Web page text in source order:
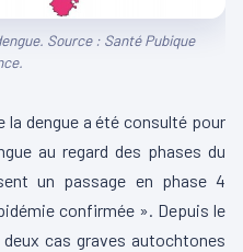
Source : Santé Pubique
la dengue a été consulté pour
au regard des phases du
un passage en phase 4
confirmée ». Depuis le
cas graves autochtones